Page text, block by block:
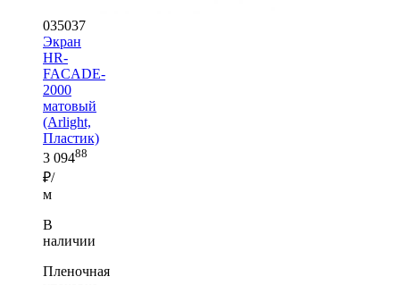
035037
Экран
HR-
FACADE-
2000
матовый
(Arlight,
Пластик)
3 09488
₽/
м
В
наличии
Пленочная